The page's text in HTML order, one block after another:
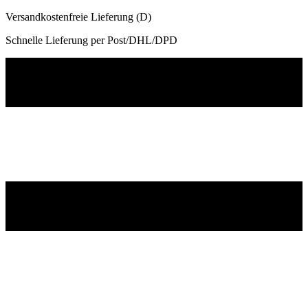
Versandkostenfreie Lieferung (D)
Schnelle Lieferung per Post/DHL/DPD